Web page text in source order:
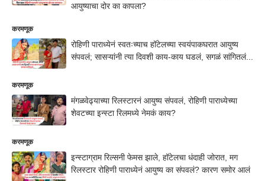
आयुष्याचा दोर का कापला?
करमणूक
रोहिणी पाराध्येनं स्वतःच्याच हॉटेलच्या स्वयंपाकघरात आयुष्य
संपवलं; सासऱ्यांनी त्या दिवशी काय-काय घडलं, सगळं सांगितलं...
करमणूक
मंगळवेढ्याच्या रिलस्टारनं आयुष्य संपवलं, रोहिणी पाराध्येच्या
शेवटच्या इन्स्टा रिलमध्ये नेमकं काय?
करमणूक
इन्स्टाग्राम रिल्सनी फेमस झाले, हॉटेलचा धंदाही जोरात, मग
रिलस्टार रोहिणी पाराध्येनं आयुष्य का संपवलं? कारण समोर आलं